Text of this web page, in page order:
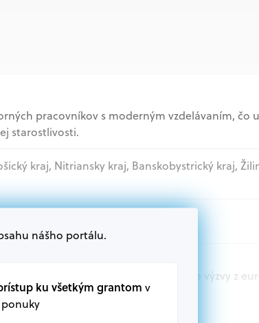
pracovníkov s moderným vzdelávaním, čo
starostlivosti.
kraj, Nitriansky kraj, Banskobystrický kraj,
Grantexpert.sk nájdete aktuálne výzvy z
nášho portálu.
ku všetkým grantom v
ponuky